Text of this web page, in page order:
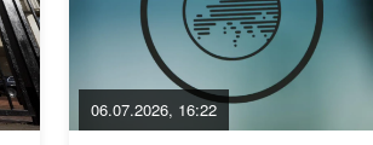
06.07.2026, 16:22